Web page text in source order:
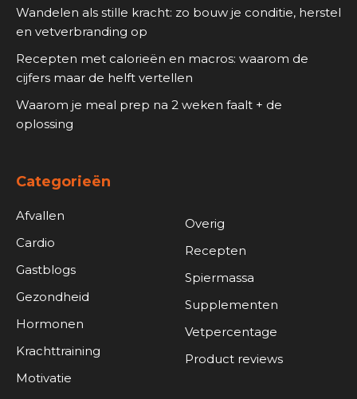
Wandelen als stille kracht: zo bouw je conditie, herstel
en vetverbranding op
Recepten met calorieën en macros: waarom de
cijfers maar de helft vertellen
Waarom je meal prep na 2 weken faalt + de
oplossing
Categorieën
Afvallen
Cardio
Gastblogs
Gezondheid
Hormonen
Krachttraining
Motivatie
Overig
Recepten
Spiermassa
Supplementen
Vetpercentage
Product reviews